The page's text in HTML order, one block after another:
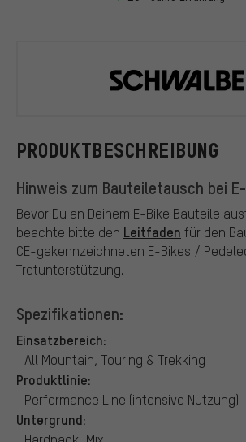
PRODUKTBESCHREIBUNG
Hinweis zum Bauteiletausch bei
Bevor Du an Deinem E-Bike Bauteile
beachte bitte den Leitfaden für den
CE-gekennzeichneten E-Bikes /
Tretunterstützung.
Spezifikationen:
Einsatzbereich:
All Mountain, Touring & Trekking
Produktlinie:
Performance Line (intensive Nutzung)
Untergrund: